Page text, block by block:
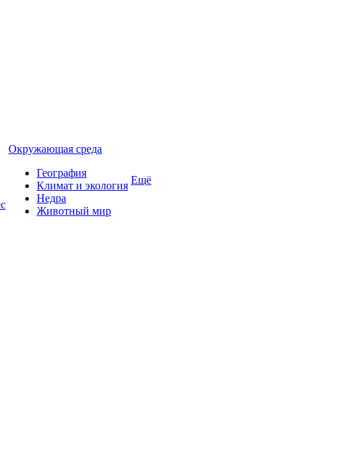
Окружающая среда
География
Климат и экология
Недра
Животный мир
Ещё